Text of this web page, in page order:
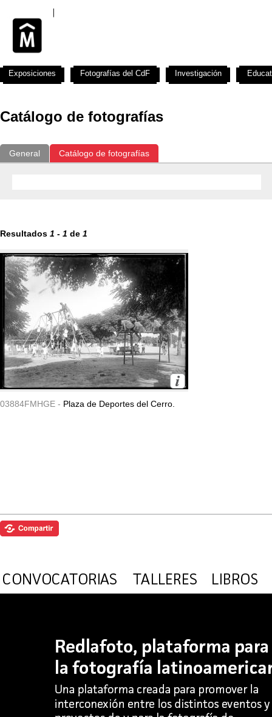
Catálogo de fotografías
General Catálogo de fotografías
Resultados 1 - 1 de 1
03884FMHGE - Plaza de Deportes del Cerro.
Exposiciones Fotografías del CdF Investigación